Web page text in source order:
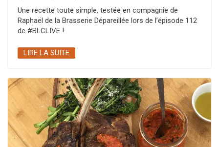
Une recette toute simple, testée en compagnie de
Raphaël de la Brasserie Dépareillée lors de l’épisode 112
de #BLCLIVE !
LIRE LA SUITE